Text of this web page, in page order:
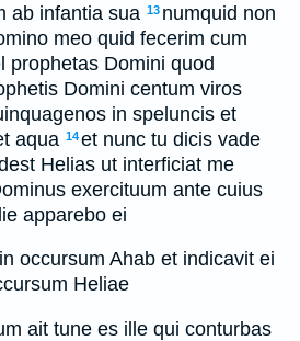
ab infantia sua 13 numquid non
meo quid fecerim cum
prophetas Domini quod
Domini centum viros
in speluncis et
aqua 14et nunc tu dicis vade
Helias ut interficiat me
exercituum ante cuius
apparebo ei
occursum Ahab et indicavit ei
Heliae
ait tune es ille qui conturbas